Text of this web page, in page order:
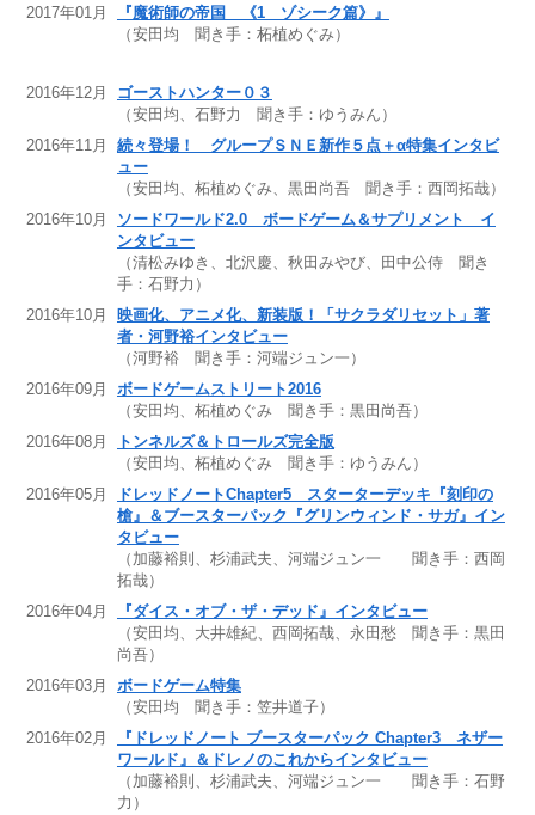
2017年01月
『魔術師の帝国 《1 ゾシーク篇》』
（安田均 聞き手：柘植めぐみ）
2016年12月
ゴーストハンター０３
（安田均、石野力 聞き手：ゆうみん）
2016年11月
続々登場！ グループＳＮＥ新作５点＋α特集インタビ
ュー
（安田均、柘植めぐみ、黒田尚吾 聞き手：西岡拓哉）
2016年10月
ソードワールド2.0 ボードゲーム＆サプリメント イ
ンタビュー
（清松みゆき、北沢慶、秋田みやび、田中公侍 聞き
手：石野力）
2016年10月
映画化、アニメ化、新装版！「サクラダリセット」著
者・河野裕インタビュー
（河野裕 聞き手：河端ジュン一）
2016年09月
ボードゲームストリート2016
（安田均、柘植めぐみ 聞き手：黒田尚吾）
2016年08月
トンネルズ＆トロールズ完全版
（安田均、柘植めぐみ 聞き手：ゆうみん）
2016年05月
ドレッドノートChapter5 スターターデッキ『刻印の
槍』＆ブースターパック『グリンウィンド・サガ』イン
タビュー
（加藤裕則、杉浦武夫、河端ジュン一 聞き手：西岡
拓哉）
2016年04月
『ダイス・オブ・ザ・デッド』インタビュー
（安田均、大井雄紀、西岡拓哉、永田愁 聞き手：黒田
尚吾）
2016年03月
ボードゲーム特集
（安田均 聞き手：笠井道子）
2016年02月
『ドレッドノート ブースターパック Chapter3 ネザー
ワールド』＆ドレノのこれからインタビュー
（加藤裕則、杉浦武夫、河端ジュン一 聞き手：石野
力）